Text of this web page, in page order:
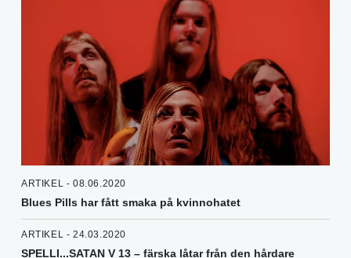
ARTIKEL - 08.06.2020
Blues Pills har fått smaka på kvinnohatet
ARTIKEL - 24.03.2020
SPELLI...SATAN V 13 – färska låtar från den hårdare